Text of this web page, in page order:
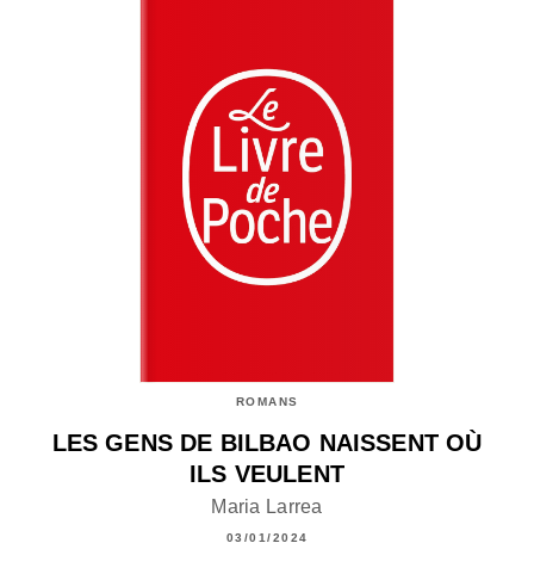
ROMANS
LES GENS DE BILBAO NAISSENT OÙ
ILS VEULENT
Maria Larrea
03/01/2024